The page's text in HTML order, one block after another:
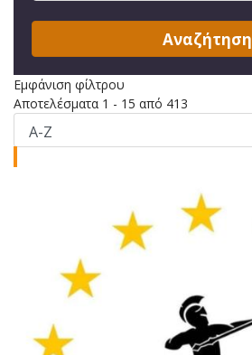
Αναζήτηση
Εμφάνιση φίλτρου
Αποτελέσματα 1 - 15 από 413